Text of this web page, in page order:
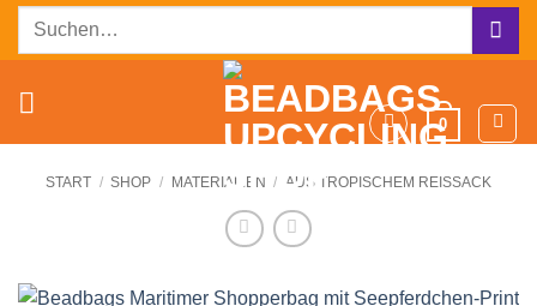
ZumSuchen
0
START / SHOP / MATERIALIEN / AUS TROPISCHEM REISSACK